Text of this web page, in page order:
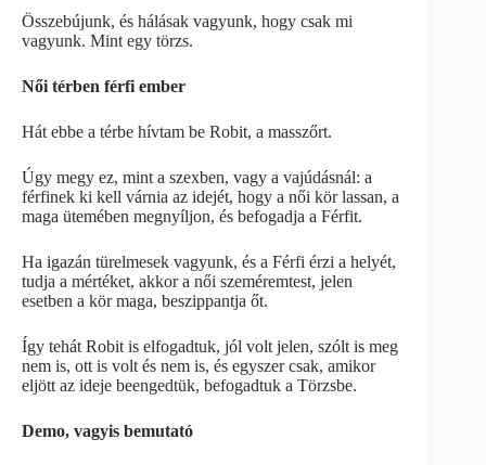
Összebújunk, és hálásak vagyunk, hogy csak mi
vagyunk. Mint egy törzs.
Női térben férfi ember
Hát ebbe a térbe hívtam be Robit, a masszőrt.
Úgy megy ez, mint a szexben, vagy a vajúdásnál: a
férfinek ki kell várnia az idejét, hogy a női kör lassan, a
maga ütemében megnyíljon, és befogadja a Férfit.
Ha igazán türelmesek vagyunk, és a Férfi érzi a helyét,
tudja a mértéket, akkor a női szeméremtest, jelen
esetben a kör maga, beszippantja őt.
Így tehát Robit is elfogadtuk, jól volt jelen, szólt is meg
nem is, ott is volt és nem is, és egyszer csak, amikor
eljött az ideje beengedtük, befogadtuk a Törzsbe.
Demo, vagyis bemutató